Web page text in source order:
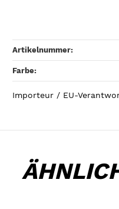
Artikelnummer:
Farbe‍:
Importeur / EU-